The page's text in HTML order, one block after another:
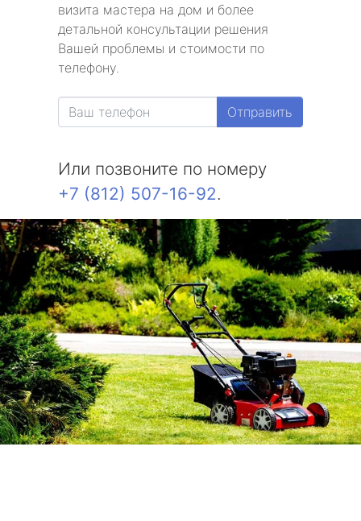
визита мастера на дом и более
детальной консультации решения
Вашей проблемы и стоимости по
телефону.
Отправить
Или позвоните по номеру
+7 (812) 507-16-92.